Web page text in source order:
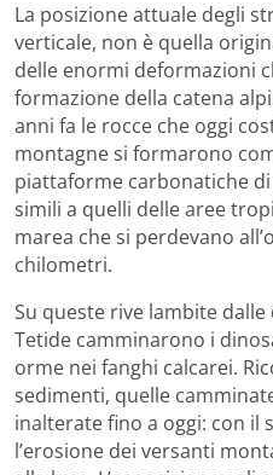
La posizione attuale degli
verticale, non è quella
delle enormi deformazioni
formazione della catena
anni fa le rocce che oggi
montagne si formarono
piattaforme carbonatiche
simili a quelli delle aree
marea che si perdevano
chilometri.
Su queste rive lambite dalle
Tetide camminarono i
orme nei fanghi calcarei.
sedimenti, quelle
inalterate fino a oggi: con il
l’erosione dei versanti